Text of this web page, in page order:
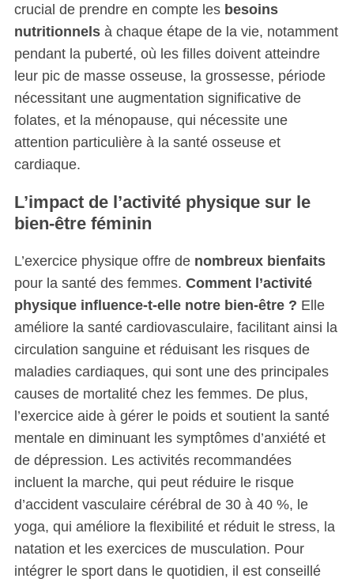
crucial de prendre en compte les besoins
nutritionnelsà chaque étape de la vie, notamment
pendant la puberté, où les filles doivent atteindre
leur pic de masse osseuse, la grossesse, période
nécessitant une augmentation significative de
folates, et la ménopause, qui nécessite une
attention particulière à la santé osseuse et
cardiaque.
L’impact de l’activité physique sur le
bien-être féminin
L’exercice physique offre de nombreux bienfaits
pour la santé des femmes. Comment l’activité
physique influence-t-elle notre bien-être ? Elle
améliore la santé cardiovasculaire, facilitant ainsi la
circulation sanguine et réduisant les risques de
maladies cardiaques, qui sont une des principales
causes de mortalité chez les femmes. De plus,
l’exercice aide à gérer le poids et soutient la santé
mentale en diminuant les symptômes d’anxiété et
de dépression. Les activités recommandées
incluent la marche, qui peut réduire le risque
d’accident vasculaire cérébral de 30 à 40 %, le
yoga, qui améliore la flexibilité et réduit le stress, la
natation et les exercices de musculation. Pour
intégrer le sport dans le quotidien, il est conseillé